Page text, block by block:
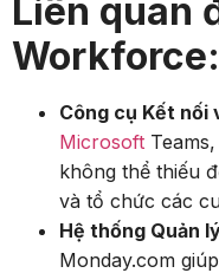
Liên quan
Workforce:
Công cụ Kết
Microsoft
không thể thiếu
và tổ chức các
Hệ thống Quản
Monday.com